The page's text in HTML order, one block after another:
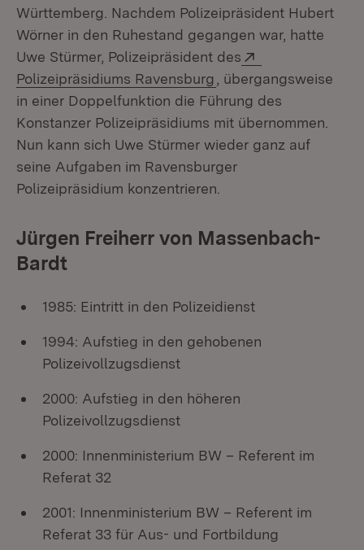
Württemberg. Nachdem Polizeipräsident Hubert
Wörner in den Ruhestand gegangen war, hatte
Uwe Stürmer, Polizeipräsident des
Polizeipräsidiums Ravensburg (Öffnet in neuem
, übergangsweise
in einer Doppelfunktion die Führung des
Konstanzer Polizeipräsidiums mit übernommen.
Nun kann sich Uwe Stürmer wieder ganz auf
seine Aufgaben im Ravensburger
Polizeipräsidium konzentrieren.
Jürgen Freiherr von Massenbach-
Bardt
1985: Eintritt in den Polizeidienst
1994: Aufstieg in den gehobenen
Polizeivollzugsdienst
2000: Aufstieg in den höheren
Polizeivollzugsdienst
2000: Innenministerium BW – Referent im
Referat 32
2001: Innenministerium BW – Referent im
Referat 33 für Aus- und Fortbildung